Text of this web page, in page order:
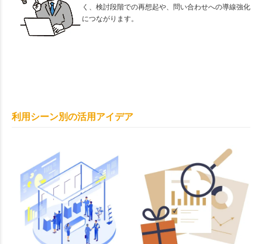
く、検討段階での再想起や、問い合わせへの導線強化
につながります。
利用シーン別の活用アイデア